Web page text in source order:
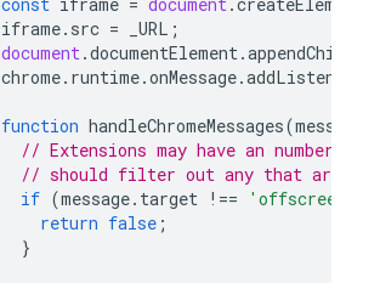
iframe. src = _URL ;
document.documentElement.appendChild
chrome. runtime.onMessage.addListener
function handleChromeMessages(message
// Extensions may have an number of
// should filter out any that are not
if (message. target !== 'offscreen'
return false ;
}